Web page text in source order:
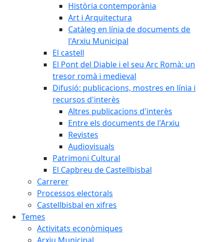
Història contemporània
Art i Arquitectura
Catàleg en línia de documents de
l'Arxiu Municipal
El castell
El Pont del Diable i el seu Arc Romà: un
tresor romà i medieval
Difusió: publicacions, mostres en línia i
recursos d'interès
Altres publicacions d'interès
Entre els documents de l'Arxiu
Revistes
Audiovisuals
Patrimoni Cultural
El Capbreu de Castellbisbal
Carrerer
Processos electorals
Castellbisbal en xifres
Temes
Activitats econòmiques